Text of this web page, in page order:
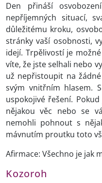
Den přináší
nepříjemných situací,
důležitému kroku,
stránky vaší osobnosti,
idejí. Trpělivostí je
víte, že jste selhali nebo
už nepřistoupit na
svým vnitřním hlasem.
uspokojivé řešení.
nějakou věc nebo se
nemohli pohnout s
mávnutím proutku toto
Afirmace: Všechno je jak
Kozoroh